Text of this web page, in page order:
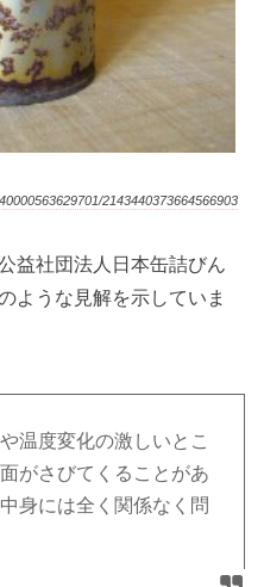
2143440373664566903
益社団法人日本缶詰びん
ような見解を示していま
温度変化の激しいとこ
がさびてくることがあ
身には全く関係なく問